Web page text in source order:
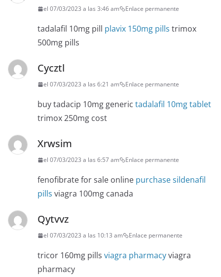
el 07/03/2023 a las 3:46 am Enlace permanente
tadalafil 10mg pill plavix 150mg pills trimox
500mg pills
Cycztl
el 07/03/2023 a las 6:21 am Enlace permanente
buy tadacip 10mg generic tadalafil 10mg tablet
trimox 250mg cost
Xrwsim
el 07/03/2023 a las 6:57 am Enlace permanente
fenofibrate for sale online purchase sildenafil
pills viagra 100mg canada
Qytvvz
el 07/03/2023 a las 10:13 am Enlace permanente
tricor 160mg pills viagra pharmacyviagra
pharmacy